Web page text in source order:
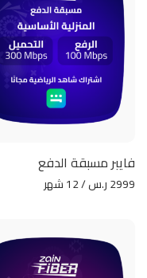
فايبر مسبقة الدفع
2999 ر.س / 12 شهر